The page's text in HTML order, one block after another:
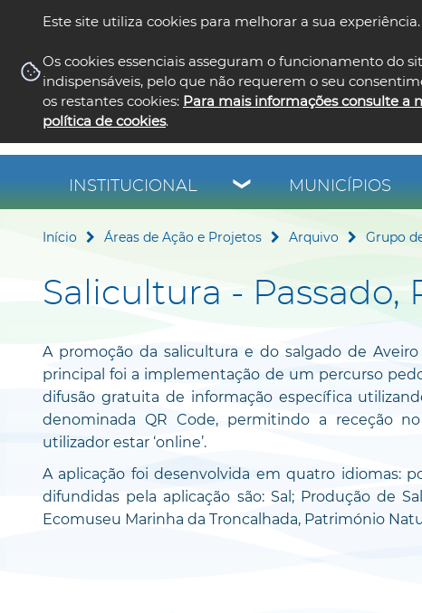
Este site utiliza cookies para melhorar a sua experiência.
Os cookies essenciais asseguram o funcionamento do
indispensáveis, pelo que não requerem o seu
os restantes cookies: Para mais informações consulte a
política de cookies.
INSTITUCIONAL MUNICÍPIOS
Início Áreas de Ação e Projetos Arquivo Grupo
Salicultura - Passado,
A promoção da salicultura e do salgado de
principal foi a implementação de um percurso
difusão gratuita de informação específica
denominada QR Code, permitindo a receção
utilizador estar ‘online’.
A aplicação foi desenvolvida em quatro idiomas:
difundidas pela aplicação são: Sal; Produção de
Ecomuseu Marinha da Troncalhada, Património